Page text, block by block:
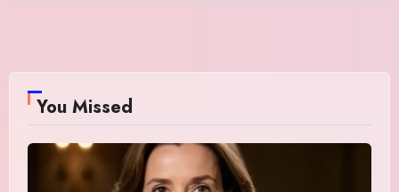
You Missed